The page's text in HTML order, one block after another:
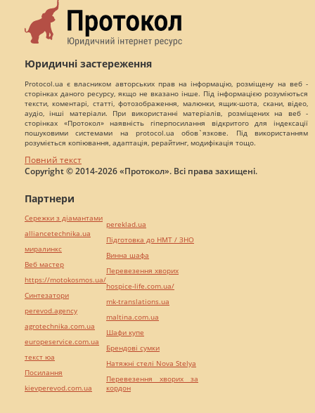
Юридичні застереження
Protocol.ua є власником авторських прав на інформацію, розміщену на веб -
сторінках даного ресурсу, якщо не вказано інше. Під інформацією розуміються
тексти, коментарі, статті, фотозображення, малюнки, ящик-шота, скани, відео,
аудіо, інші матеріали. При використанні матеріалів, розміщених на веб -
сторінках «Протокол» наявність гіперпосилання відкритого для індексації
пошуковими системами на protocol.ua обов`язкове. Під використанням
розуміється копіювання, адаптація, рерайтинг, модифікація тощо.
Повний текст
Copyright © 2014-2026 «Протокол». Всі права захищені.
Партнери
Сережки з діамантами
alliancetechnika.ua
миралинкс
Веб мастер
https://motokosmos.ua/
Синтезатори
perevod.agency
agrotechnika.com.ua
europeservice.com.ua
текст юа
Посилання
kievperevod.com.ua
pereklad.ua
Підготовка до НМТ / ЗНО
Винна шафа
Перевезення хворих
hospice-life.com.ua/
mk-translations.ua
maltina.com.ua
Шафи купе
Брендові сумки
Натяжні стелі Nova Stelya
Перевезення хворих за
кордон